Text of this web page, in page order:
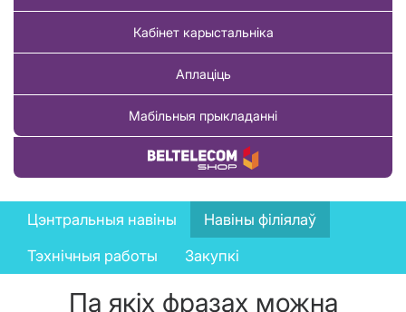
Кабінет карыстальніка
Аплаціць
Мабільныя прыкладанні
Купіць тавар
News
menu
Цэнтральныя навіны
Навіны філіялаў
Тэхнічныя работы
Закупкі
Па якіх фразах можна